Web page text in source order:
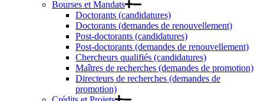
Bourses et Mandats
Doctorants (candidatures)
Doctorants (demandes de renouvellement)
Post-doctorants (candidatures)
Post-doctorants (demandes de renouvellement)
Chercheurs qualifiés (candidatures)
Maîtres de recherches (demandes de promotion)
Directeurs de recherches (demandes de
promotion)